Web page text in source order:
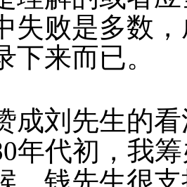
失败是多数
下来而已。
成刘先生的
年代初，我